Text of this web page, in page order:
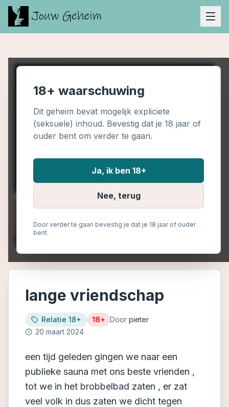
18+ waarschuwing
Dit geheim bevat mogelijk expliciete
(seksuele) inhoud. Bevestig dat je 18 jaar of
ouder bent om verder te gaan.
Ja, ik ben 18+
Nee, terug
Door verder te gaan bevestig je dat je 18 jaar of ouder
bent.
lange vriendschap
Relatie 18+ 18+ Door pieter
20 maart 2024
een tijd geleden gingen we naar een
publieke sauna met ons beste vrienden ,
tot we in het brobbelbad zaten , er zat
veel volk in dus zaten we dicht tegen